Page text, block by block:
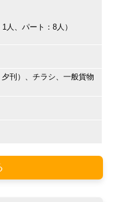
人、パート：8人）
刊）、チラシ、一般貨物